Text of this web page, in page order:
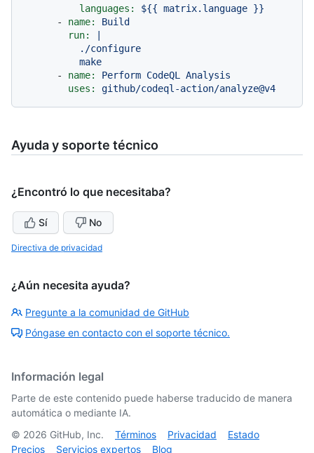
languages:
${{ matrix.language }}
-
name:
Build
run:
|
-
name: Perform CodeQL
Analysis
uses:
github/codeql-action/analyze@v4
Ayuda y soporte técnico
¿Encontró lo que necesitaba?
Sí No
Directiva de privacidad
¿Aún necesita ayuda?
Pregunte a la comunidad de GitHub
Póngase en contacto con el soporte técnico.
Información legal
Parte de este contenido puede haberse traducido de manera
automática o mediante IA.
© 2026 GitHub, Inc. Términos Privacidad
Estado
Precios
Servicios expertos Blog